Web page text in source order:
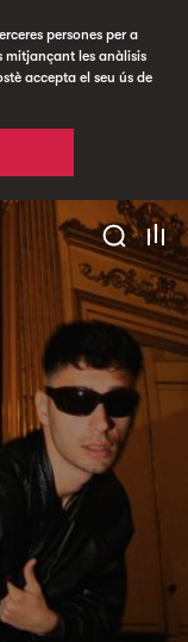
persones per a
mitjançant les anàlisis
accepta el seu ús de